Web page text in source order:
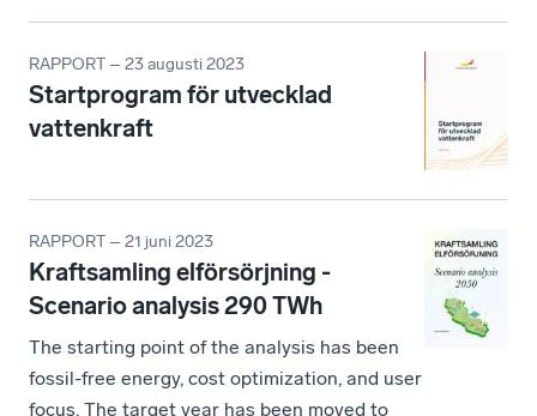
RAPPORT – 23 augusti 2023
Startprogram för utvecklad
vattenkraft
RAPPORT – 21 juni 2023
Kraftsamling elförsörjning -
Scenario analysis 290 TWh
The starting point of the analysis has been
fossil-free energy, cost optimization, and user
focus. The target year has been moved to